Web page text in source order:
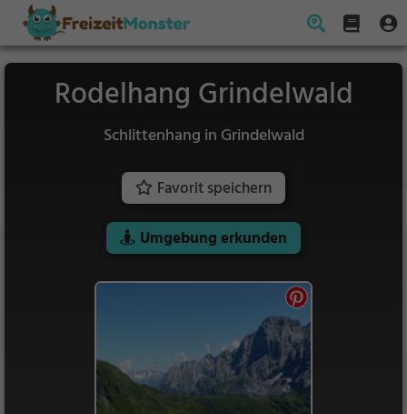
Rodelhang Grindelwald
Schlittenhang in Grindelwald
Favorit speichern
Umgebung erkunden